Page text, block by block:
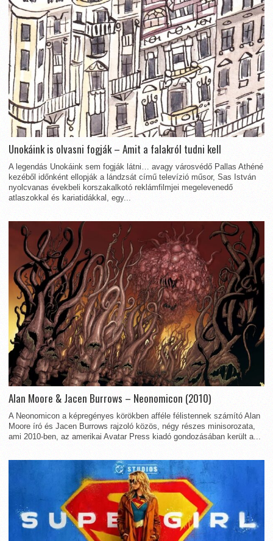
Unokáink is olvasni fogják – Amit a falakról tudni kell
A legendás Unokáink sem fogják látni… avagy városvédő Pallas Athéné
kezéből időnként ellopják a lándzsát című televízió műsor, Sas István
nyolcvanas évekbeli korszakalkotó reklámfilmjei megelevenedő
atlaszokkal és kariatidákkal, egy...
Alan Moore & Jacen Burrows – Neonomicon (2010)
A Neonomicon a képregényes körökben afféle félistennek számító Alan
Moore író és Jacen Burrows rajzoló közös, négy részes minisorozata,
ami 2010-ben, az amerikai Avatar Press kiadó gondozásában került a...